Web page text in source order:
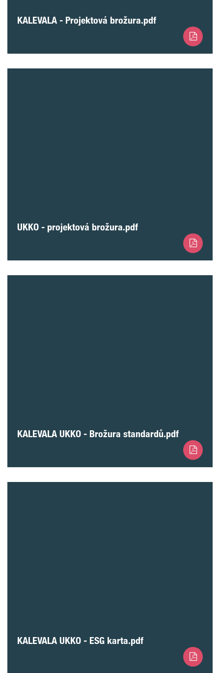
KALEVALA - Projektová brožura.pdf
UKKO - projektová brožura.pdf
KALEVALA UKKO - Brožura standardů.pdf
KALEVALA UKKO - ESG karta.pdf